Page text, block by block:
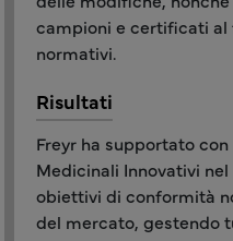
campioni e certificati
normativi.
Risultati
Freyr ha supportato
Medicinali Innovativi
obiettivi di conformità
del mercato, gestendo